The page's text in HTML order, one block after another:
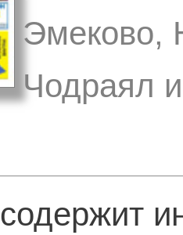
Эмеково,
Чодраял
содержит